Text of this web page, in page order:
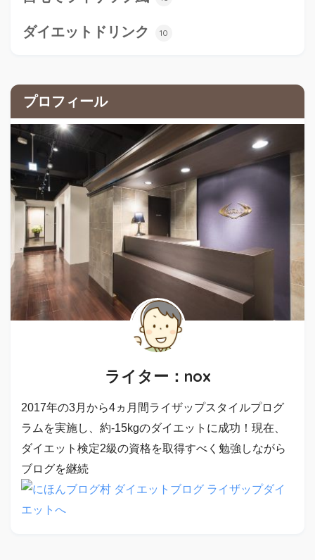
ダイエットドリンク 10
プロフィール
ライター：nox
2017年の3月から4ヵ月間ライザップスタイルプログ
ラムを実施し、約-15kgのダイエットに成功！現在、
ダイエット検定2級の資格を取得すべく勉強しながら
ブログを継続